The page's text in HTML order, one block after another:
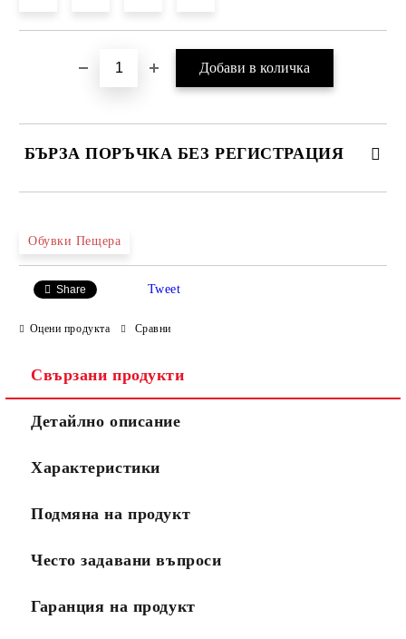
БЪРЗА ПОРЪЧКА БЕЗ РЕГИСТРАЦИЯ
Ние ще се свържем с вас в рамките на работния ден.
Обувки Пещера
Share Tweet
Оцени продукта Сравни
Свързани продукти
Детайлно описание
Характеристики
Подмяна на продукт
Често задавани въпроси
Гаранция на продукт